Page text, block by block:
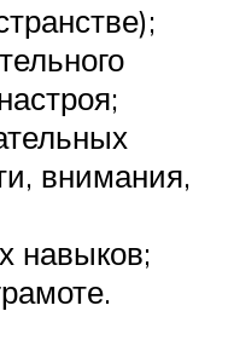
внимания,
навыков;